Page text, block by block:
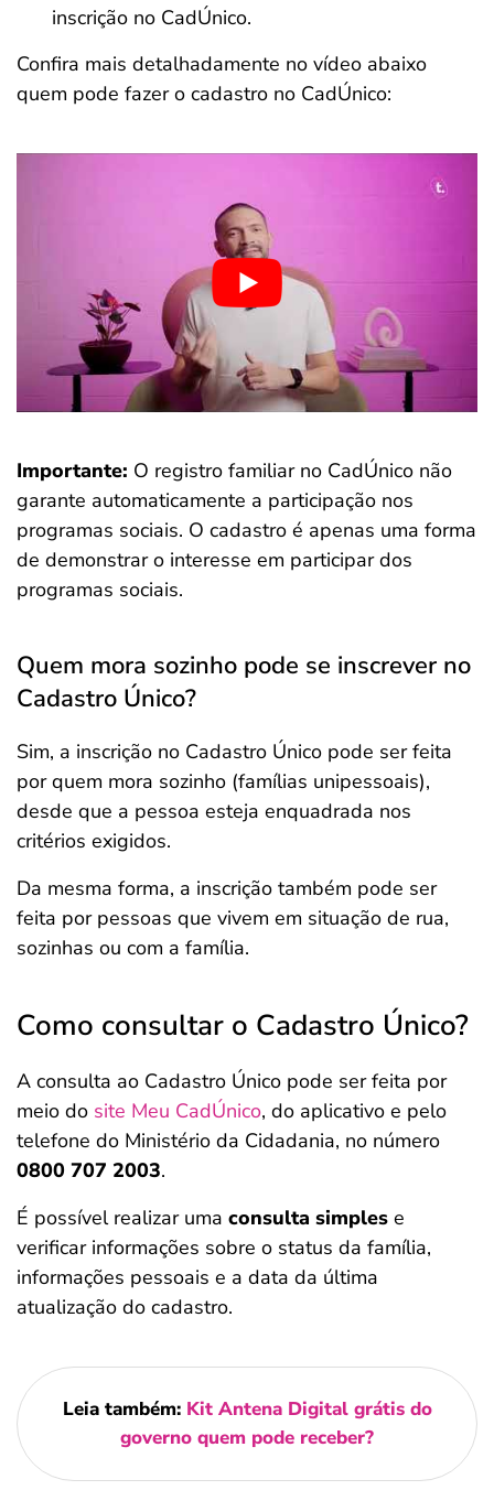
inscrição no CadÚnico.
Confira mais detalhadamente no vídeo abaixo
quem pode fazer o cadastro no CadÚnico:
Importante: O registro familiar no CadÚnico não
garante automaticamente a participação nos
programas sociais. O cadastro é apenas uma forma
de demonstrar o interesse em participar dos
programas sociais.
Quem mora sozinho pode se inscrever no
Cadastro Único?
Sim, a inscrição no Cadastro Único pode ser feita
por quem mora sozinho (famílias unipessoais),
desde que a pessoa esteja enquadrada nos
critérios exigidos.
Da mesma forma, a inscrição também pode ser
feita por pessoas que vivem em situação de rua,
sozinhas ou com a família.
Como consultar o Cadastro Único?
A consulta ao Cadastro Único pode ser feita por
meio do site Meu CadÚnico, do aplicativo e pelo
telefone do Ministério da Cidadania, no número
0800 707 2003.
É possível realizar uma consulta simples e
verificar informações sobre o status da família,
informações pessoais e a data da última
atualização do cadastro.
Leia também: Kit Antena Digital grátis do
governo quem pode receber?